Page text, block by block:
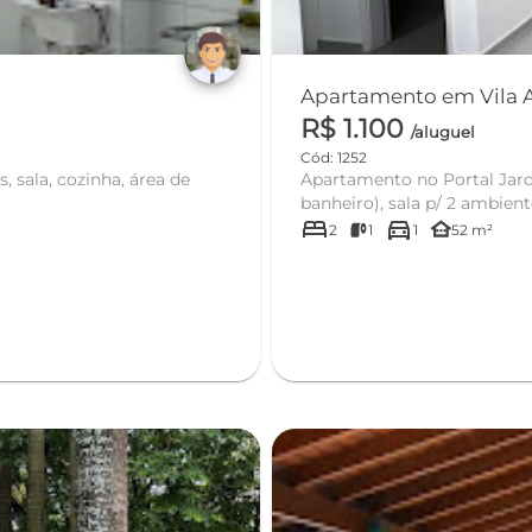
sala, cozinha, área de
Apartamento em Vila
R$ 1.100/aluguel
Cód: 1252
Apartamento no Portal
banheiro), sala p/ 2
bed2 1 directions_car 1 other_houses52 m²